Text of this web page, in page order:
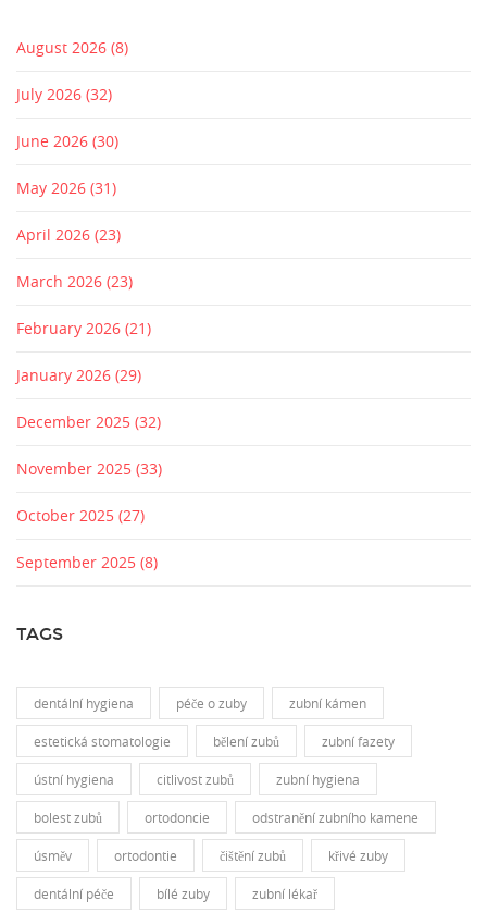
August 2026 (8)
July 2026 (32)
June 2026 (30)
May 2026 (31)
April 2026 (23)
March 2026 (23)
February 2026 (21)
January 2026 (29)
December 2025 (32)
November 2025 (33)
October 2025 (27)
September 2025 (8)
TAGS
dentální hygiena péče o zuby zubní kámen
estetická stomatologie bělení zubů zubní fazety
ústní hygiena citlivost zubů zubní hygiena
bolest zubů ortodoncie odstranění zubního kamene
úsměv ortodontie čištění zubů křivé zuby
dentální péče bílé zuby zubní lékař